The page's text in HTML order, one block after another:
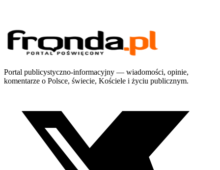
Portal publicystyczno-informacyjny — wiadomości, opinie,
komentarze o Polsce, świecie, Kościele i życiu publicznym.